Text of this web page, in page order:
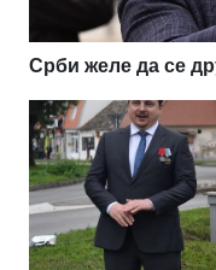
Срби желе да се